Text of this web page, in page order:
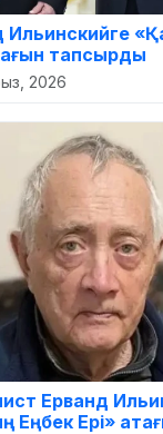
Ильинскийге
тапсырды
2026
Ерванд
Еңбек Ері»